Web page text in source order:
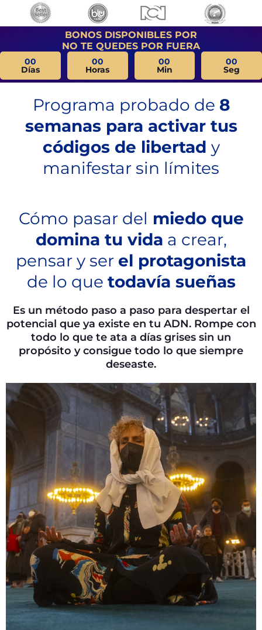
BONOS DISPONIBLES POR
NO TE QUEDES POR FUERA
00
Días
00
Horas
00
Min
00
Seg
Programa probado de 8
semanas para activar tus
códigos de libertad y
manifestar sin límites
Cómo pasar del miedo que
domina tu vida a crear,
pensar y ser el protagonista
de lo que todavía sueñas
Es un método paso a paso para despertar el
potencial que ya existe en tu ADN. Rompe con
todo lo que te ata a días grises sin un
propósito y consigue todo lo que siempre
deseaste.